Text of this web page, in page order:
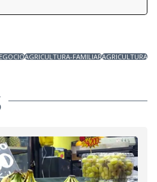
AGRICULTURA-FAMILIARAGRICULTURA